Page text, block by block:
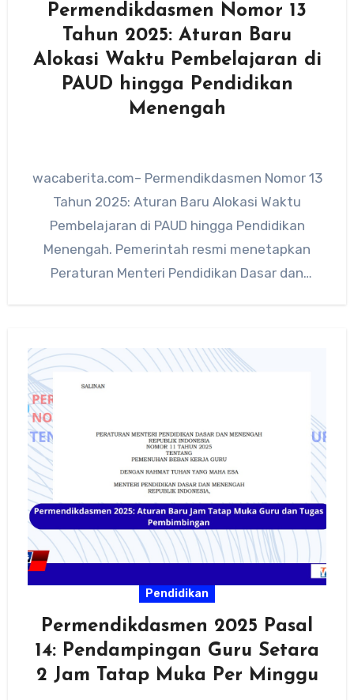
Permendikdasmen Nomor 13
Tahun 2025: Aturan Baru
Alokasi Waktu Pembelajaran di
PAUD hingga Pendidikan
Menengah
wacaberita.com– Permendikdasmen Nomor 13
Tahun 2025: Aturan Baru Alokasi Waktu
Pembelajaran di PAUD hingga Pendidikan
Menengah. Pemerintah resmi menetapkan
Peraturan Menteri Pendidikan Dasar dan
Pendidikan
Permendikdasmen 2025 Pasal
14: Pendampingan Guru Setara
2 Jam Tatap Muka Per Minggu